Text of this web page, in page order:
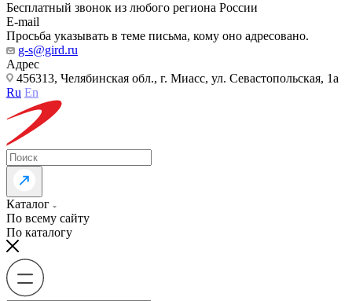
Бесплатный звонок из любого региона России
E-mail
Просьба указывать в теме письма, кому оно адресовано.
g-s@gird.ru
Адрес
456313, Челябинская обл., г. Миасс, ул. Севастопольская, 1а
Ru En
Каталог
По всему сайту
По каталогу